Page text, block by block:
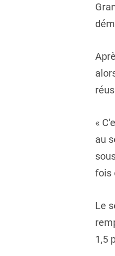
«
au
fois
Le
1,5